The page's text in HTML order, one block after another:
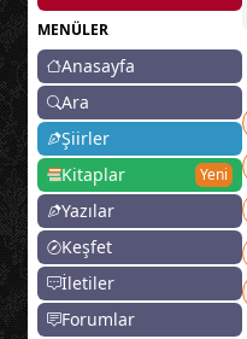
MENÜLER
Anasayfa
Ara
Şiirler
Kitaplar
Yeni
Yazılar
Keşfet
İletiler
Forumlar